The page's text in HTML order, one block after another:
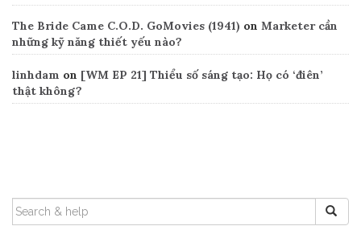
The Bride Came C.O.D. GoMovies (1941) on Marketer cần
những kỹ năng thiết yếu nào?
linhdam on [WM EP 21] Thiểu số sáng tạo: Họ có ‘điên’
thật không?
SEARCH
FOR: